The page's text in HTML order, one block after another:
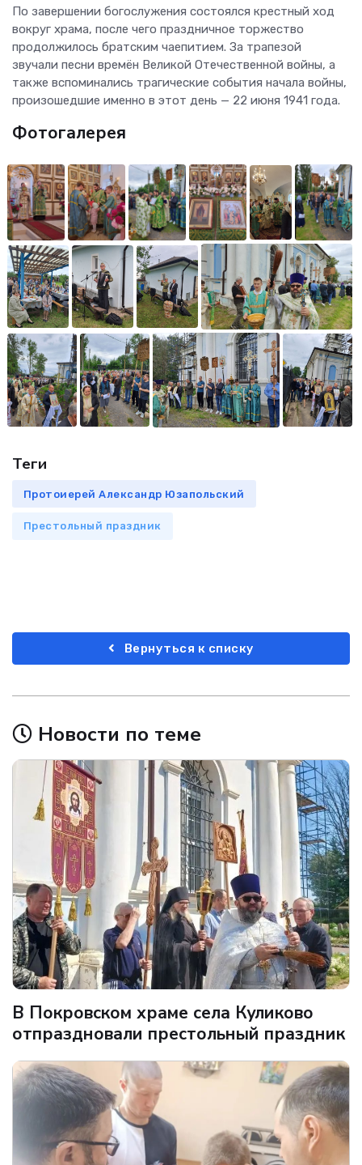
По завершении богослужения состоялся крестный ход
вокруг храма, после чего праздничное торжество
продолжилось братским чаепитием. За трапезой
звучали песни времён Великой Отечественной войны, а
также вспоминались трагические события начала войны,
произошедшие именно в этот день — 22 июня 1941 года.
Фотогалерея
Теги
Протоиерей Александр Юзапольский
Престольный праздник
Вернуться к списку
Новости по теме
В Покровском храме села Куликово
отпраздновали престольный праздник